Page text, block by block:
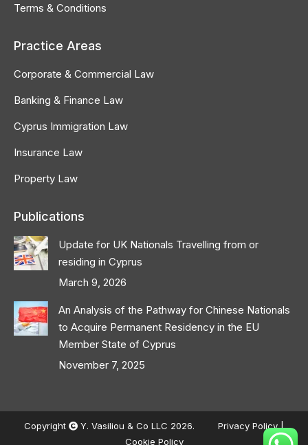
Terms & Conditions
Practice Areas
Corporate & Commercial Law
Banking & Finance Law
Cyprus Immigration Law
Insurance Law
Property Law
Publications
Update for UK Nationals Travelling from or
residing in Cyprus
March 9, 2026
An Analysis of the Pathway for Chinese Nationals
to Acquire Permanent Residency in the EU
Member State of Cyprus
November 7, 2025
Copyright Y. Vasiliou & Co LLC 2026. Privacy Policy|
Cookie Policy